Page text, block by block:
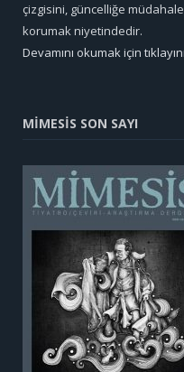
çizgisini, güncelliğe
korumak niyetindedir.
Devamını okumak için
MİMESİS SON SAYI